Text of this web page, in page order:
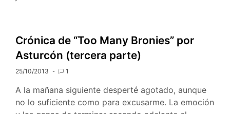
de
Barcelona
2013
Crónica de “Too Many Bronies” por
Asturcón (tercera parte)
25/10/2013 1
A la mañana siguiente desperté agotado, aunque
no lo suficiente como para excusarme. La emoción